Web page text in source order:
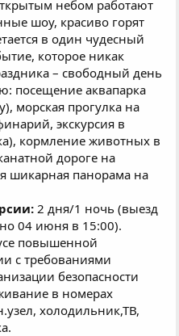
небом работают
шоу, красиво горят
в один чудесный
которое никак
– свободный день
посещение аквапарка
морская прогулка на
экскурсия в
кормление животных в
дороге на
шикарная панорама на
2 дня/1 ночь (выезд
04 июня в 15:00).
повышенной
с требованиями
безопасности
в номерах
холодильник,ТВ,